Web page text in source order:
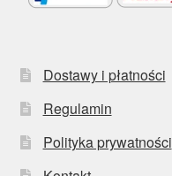
Dostawy i płatności
Regulamin
Polityka prywatności